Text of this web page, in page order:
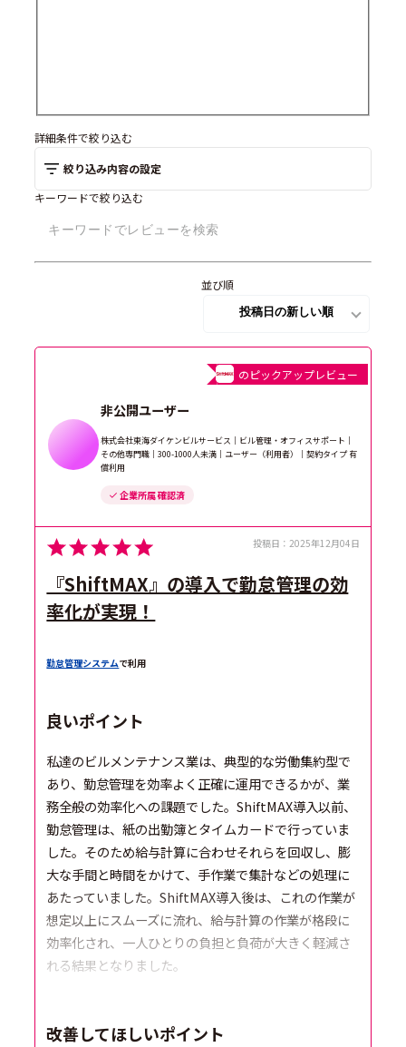
詳細条件で絞り込む
絞り込み内容の設定
キーワードで絞り込む
並び順
のピックアップレビュー
非公開ユーザー
株式会社東海ダイケンビルサービス｜ビル管理・オフィスサポート｜
その他専門職｜300-1000人未満｜ユーザー（利用者）｜契約タイプ 有
償利用
企業所属 確認済
投稿日： 2025年12月04日
『ShiftMAX』の導入で勤怠管理の効
率化が実現！
勤怠管理システムで利用
良いポイント
私達のビルメンテナンス業は、典型的な労働集約型で
あり、勤怠管理を効率よく正確に運用できるかが、業
務全般の効率化への課題でした。ShiftMAX導入以前、
勤怠管理は、紙の出勤簿とタイムカードで行っていま
した。そのため給与計算に合わせそれらを回収し、膨
大な手間と時間をかけて、手作業で集計などの処理に
あたっていました。ShiftMAX導入後は、これの作業が
想定以上にスムーズに流れ、給与計算の作業が格段に
効率化され、一人ひとりの負担と負荷が大きく軽減さ
れる結果となりました。
改善してほしいポイント